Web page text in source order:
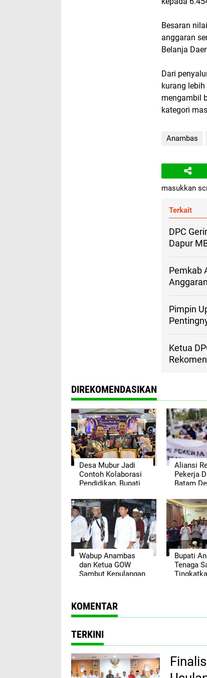
Besaran
anggaran
Belanja
Dari
kurang
mengambil
kategori
Anambas
masukkan
Terkait
DPC
Dapur
Pemkab
Pimpin
Ketua
DIREKOMENDASIKAN
Desa Mubur Jadi
Contoh Kolaborasi
Pendidikan, Bupati
Penghargaan
Bergengsi
Aliansi
Pekerja
Batam
Kawal
Makan
Wabup Anambas
dan Ketua GOW
Sambut Kepulangan
Bupati
Tenaga
KOMENTAR
TERKINI